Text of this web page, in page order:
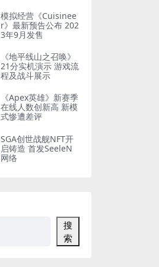
模拟经营《Cuisinee
r》最新预告公布 202
3年9月发售
《地平线山之召唤》
21分实机演示 游戏流
程及战斗展示
《Apex英雄》新赛季
在线人数创新高 新模
式惨遭差评
SGA创世战舰NFT开
启铸造 首发SeeleN
网络
搜
索